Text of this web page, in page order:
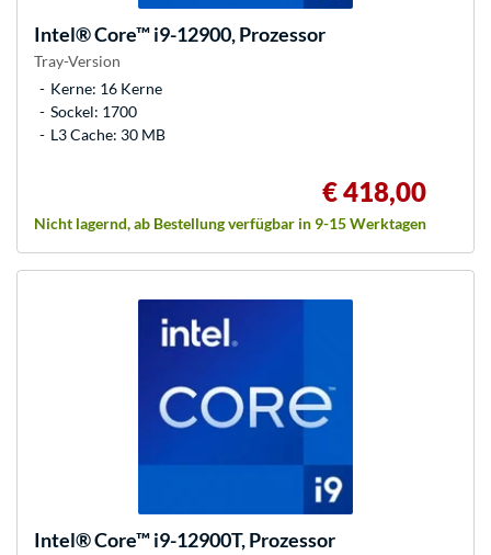
Intel®Core™ i9-12900, Prozessor
Tray-Version
Kerne: 16 Kerne
Sockel: 1700
L3 Cache: 30 MB
€ 418,00
Nicht lagernd, ab Bestellung verfügbar in 9-15 Werktagen
Intel®Core™ i9-12900T, Prozessor